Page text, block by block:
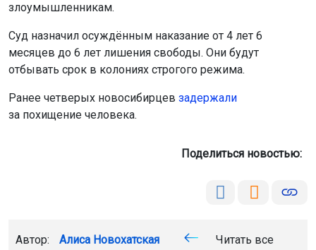
злоумышленникам.
Суд назначил осуждённым наказание от 4 лет 6
месяцев до 6 лет лишения свободы. Они будут
отбывать срок в колониях строгого режима.
Ранее четверых новосибирцев задержали
за похищение человека.
Поделиться новостью:
Автор: Алиса Новохатская
Читать все